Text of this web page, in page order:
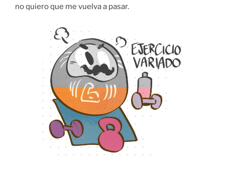
no quiero que me vuelva a pasar.